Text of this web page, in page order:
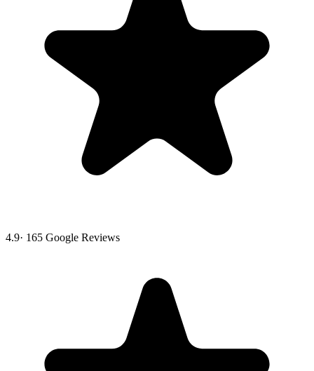
4.9· 165 Google Reviews